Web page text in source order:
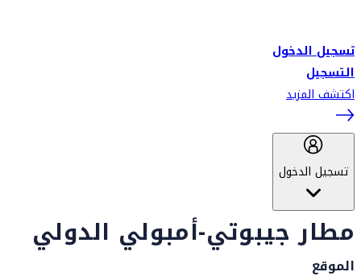
تسجيل الدخول
التسجيل
اكتشف المزيد
تسجيل الدخول
مطار جيبوتي-أمبولي الدولي
الموقع